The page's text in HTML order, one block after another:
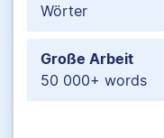
Wörter
Große Arbeit
50 000+ words